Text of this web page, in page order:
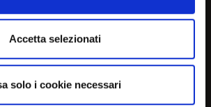
Accetta selezionati
solo i cookie necessari